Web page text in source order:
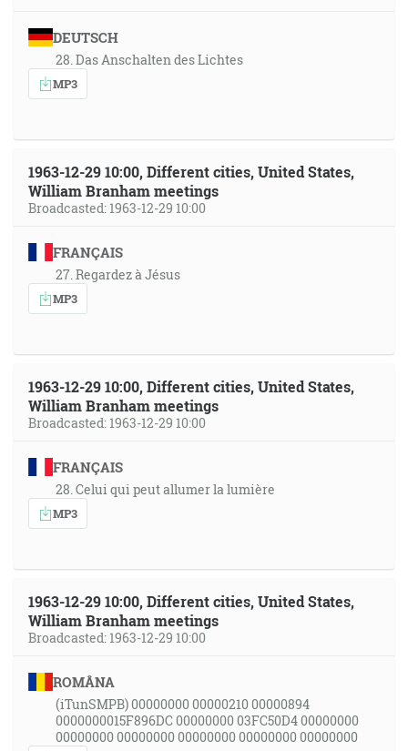
DEUTSCH
28. Das Anschalten des Lichtes
MP3
1963-12-29 10:00, Different cities, United States,
William Branham meetings
Broadcasted: 1963-12-29 10:00
FRANÇAIS
27. Regardez à Jésus
MP3
1963-12-29 10:00, Different cities, United States,
William Branham meetings
Broadcasted: 1963-12-29 10:00
FRANÇAIS
28. Celui qui peut allumer la lumière
MP3
1963-12-29 10:00, Different cities, United States,
William Branham meetings
Broadcasted: 1963-12-29 10:00
ROMÂNA
(iTunSMPB) 00000000 00000210 00000894
0000000015F896DC 00000000 03FC50D4 00000000
00000000 00000000 00000000 00000000 00000000